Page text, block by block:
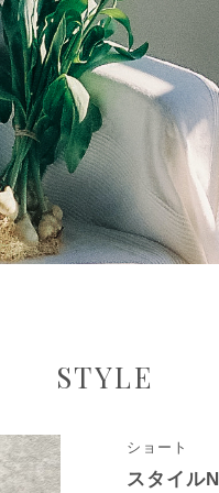
STYLE
ショート
スタイル